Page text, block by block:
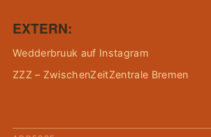
EXTERN:
Wedderbruuk auf Instagram
ZZZ – ZwischenZeitZentrale Bremen